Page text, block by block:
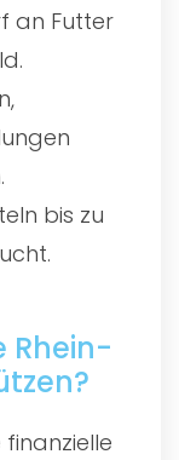
an Futter
bis zu
Rhein-
finanzielle